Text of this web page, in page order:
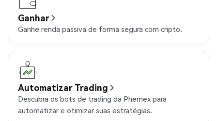
Ganhar
Ganhe renda passiva de forma segura com cripto.
Automatizar Trading
Descubra os bots de trading da Phemex para
automatizar e otimizar suas estratégias.